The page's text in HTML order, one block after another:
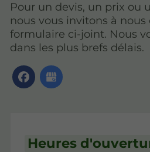
Pour un devis, un prix ou
nous vous invitons à
formulaire ci-joint. Nous
dans les plus brefs délais.
Heures